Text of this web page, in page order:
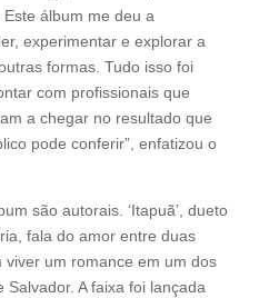
álbum me deu a
experimentar e explorar a
formas. Tudo isso foi
com profissionais que
a chegar no resultado que
pode conferir”, enfatizou o
são autorais. ‘Itapuã’, dueto
fala do amor entre duas
viver um romance em um dos
A faixa foi lançada